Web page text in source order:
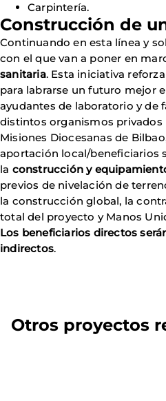
Carpintería.
Construcción de
Continuando en esta línea y
con el que van a poner en
sanitaria. Esta iniciativa
para labrarse un futuro mejor
ayudantes de laboratorio y de
distintos organismos privados
Misiones Diocesanas de
aportación local/beneficiarios
la construcción y
previos de nivelación de
la construcción global, la
total del proyecto y Manos
Los beneficiarios directos
indirectos.
Otros proyectos